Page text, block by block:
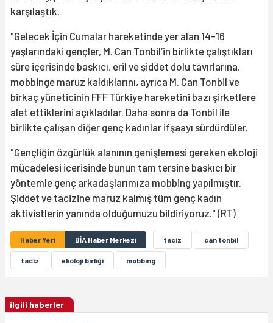
karşılaştık.
"Gelecek İçin Cumalar hareketinde yer alan 14-16
yaşlarındaki gençler, M. Can Tonbil’in birlikte çalıştıkları
süre içerisinde baskıcı, eril ve şiddet dolu tavırlarına,
mobbinge maruz kaldıklarını, ayrıca M. Can Tonbil ve
birkaç yüneticinin FFF Türkiye hareketini bazı şirketlere
alet ettiklerini açıkladılar. Daha sonra da Tonbil ile
birlikte çalışan diğer genç kadınlar ifşaayı sürdürdüler.
"Gençliğin özgürlük alanının genişlemesi gereken ekoloji
mücadelesi içerisinde bunun tam tersine baskıcı bir
yöntemle genç arkadaşlarımıza mobbing yapılmıştır.
Şiddet ve tacizine maruz kalmış tüm genç kadın
aktivistlerin yanında olduğumuzu bildiriyoruz." (RT)
Haber Yeri BİA Haber Merkezi taciz can tonbil
tacîz ekoloji birliği mobbing
ilgili haberler